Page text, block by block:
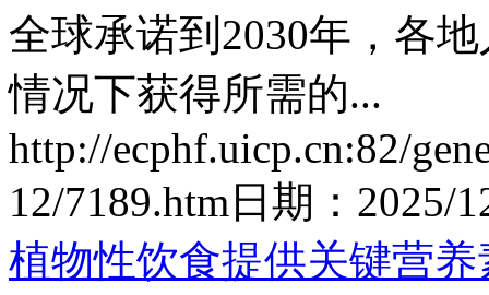
全球承诺到2030年，各
情况下获得所需的...
http://ecphf.uicp.cn:82/
12/7189.htm 日期： 2025/
植物性饮食提供关键营